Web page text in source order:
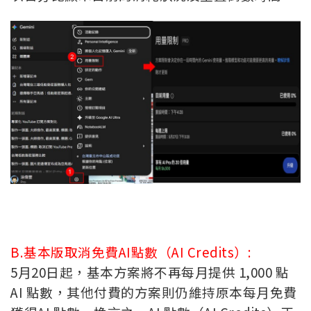
B.基本版取消免費AI點數（AI Credits）:
5月20日起，基本方案將不再每月提供 1,000 點
AI 點數，其他付費的方案則仍維持原本每月免費